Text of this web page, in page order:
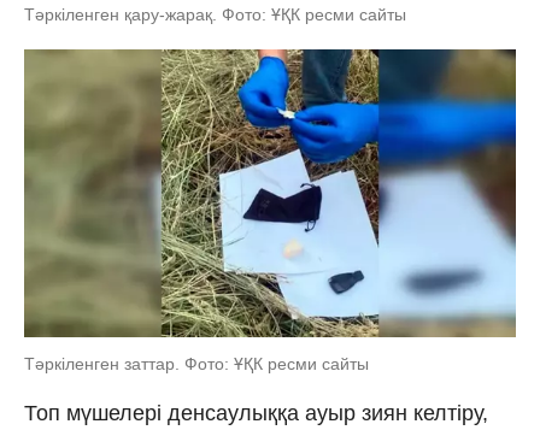
Тәркіленген қару-жарақ. Фото: ҰҚК ресми сайты
Тәркіленген заттар. Фото: ҰҚК ресми сайты
Топ мүшелері денсаулыққа ауыр зиян келтіру,